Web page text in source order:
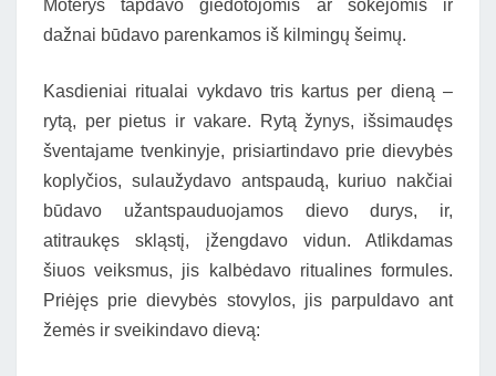
Moterys tapdavo giedotojomis ar šokėjomis ir
dažnai būdavo parenkamos iš kilmingų šeimų.
Kasdieniai ritualai vykdavo tris kartus per dieną –
rytą, per pietus ir vakare. Rytą žynys, išsimaudęs
šventajame tvenkinyje, prisiartindavo prie dievybės
koplyčios, sulaužydavo antspaudą, kuriuo nakčiai
būdavo užantspauduojamos dievo durys, ir,
atitraukęs skląstį, įžengdavo vidun. Atlikdamas
šiuos veiksmus, jis kalbėdavo ritualines formules.
Priėjęs prie dievybės stovylos, jis parpuldavo ant
žemės ir sveikindavo dievą: